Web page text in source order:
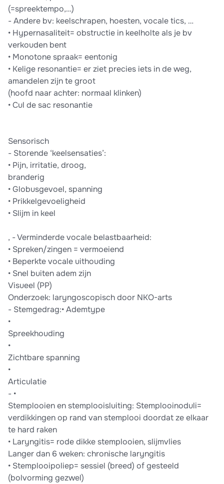
(=spreektempo,…)
- Andere bv: keelschrapen, hoesten, vocale tics, …
• Hypernasaliteit= obstructie in keelholte als je bv
verkouden bent
• Monotone spraak= eentonig
• Kelige resonantie= er ziet precies iets in de weg,
amandelen zijn te groot
(hoofd naar achter: normaal klinken)
• Cul de sac resonantie
Sensorisch
- Storende ‘keelsensaties’:
• Pijn, irritatie, droog,
branderig
• Globusgevoel, spanning
• Prikkelgevoeligheid
• Slijm in keel
, - Verminderde vocale belastbaarheid:
• Spreken/zingen = vermoeiend
• Beperkte vocale uithouding
• Snel buiten adem zijn
Visueel (PP)
Onderzoek: laryngoscopisch door NKO-arts
- Stemgedrag:• Ademtype
•
Spreekhouding
•
Zichtbare spanning
•
Articulatie
- •
Stemplooien en stemplooisluiting: Stemplooinoduli=
verdikkingen op rand van stemplooi doordat ze elkaar
te hard raken
• Laryngitis= rode dikke stemplooien, slijmvlies
Langer dan 6 weken: chronische laryngitis
• Stemplooipoliep= sessiel (breed) of gesteeld
(bolvorming gezwel)